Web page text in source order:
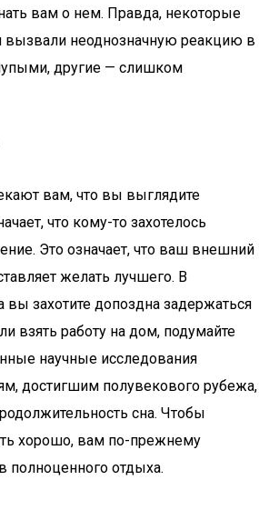
вам о нем. Правда, некоторые
неоднозначную реакцию в
другие — слишком
вам, что вы выглядите
что кому-то захотелось
Это означает, что ваш внешний
желать лучшего. В
захотите допоздна задержаться
взять работу на дом, подумайте
научные исследования
достигшим полувекового рубежа,
сна. Чтобы
хорошо, вам по-прежнему
полноценного отдыха.